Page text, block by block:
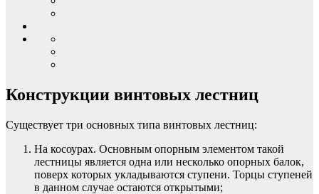
Конструкции винтовых лестниц
Существует три основных типа винтовых лестниц:
На косоурах. Основным опорным элементом такой
лестницы является одна или несколько опорных балок,
поверх которых укладываются ступени. Торцы ступеней
в данном случае остаются открытыми;